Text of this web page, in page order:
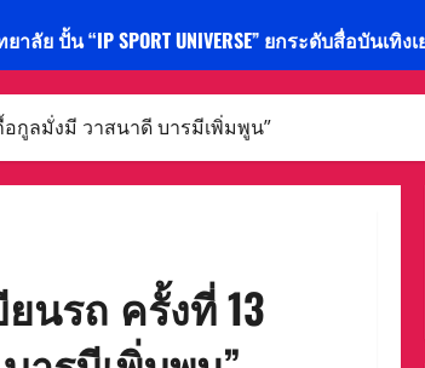
ลัย ปั้น “IP SPORT UNIVERSE” ยกระดับสื่อบันเ
กูลมั่งมี วาสนาดี บารมีเพิ่มพูน”
นรถ ครั้งที่ 13